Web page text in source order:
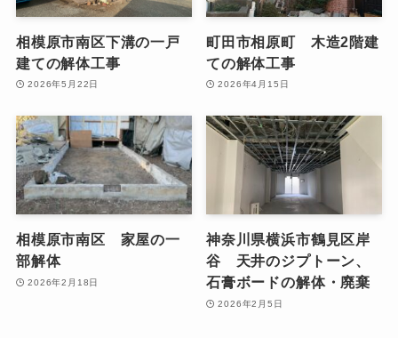
相模原市南区下溝の一戸
建ての解体工事
2026年5月22日
町田市相原町 木造2階建
ての解体工事
2026年4月15日
相模原市南区 家屋の一
部解体
2026年2月18日
神奈川県横浜市鶴見区岸
谷 天井のジプトーン、
石膏ボードの解体・廃棄
2026年2月5日